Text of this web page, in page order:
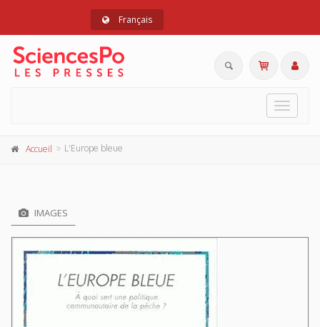
Français
Toggle
Accueil L'Europe bleue
IMAGES